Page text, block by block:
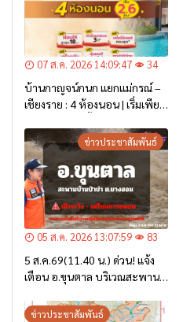
07 ส.ค. 2026 14:09:47 34
บ้านกาญจน์กนก แยกแม่กรณ์ –
เชียงราย : 4 ห้องนอน | เริ่มเพียง
ข่าวประชาสัมพันธ์
05 ส.ค. 2026 13:07:59 83
5 ส.ค.69(11.40 น.) ด่วน! แจ้ง
เตือน อ.ขุนตาล บริเวณสะพาน
– เตรียมการอพยพ”
ข่าวประชาสัมพันธ์